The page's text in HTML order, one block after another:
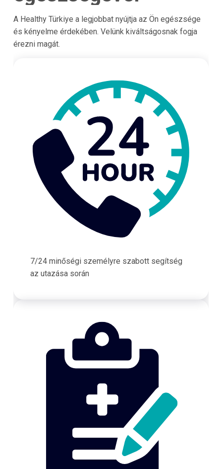
A Healthy Türkiye a legjobbat nyújtja az Ön egészsége
és kényelme érdekében. Velünk kiváltságosnak fogja
érezni magát.
7/24 minőségi személyre szabott segítség
az utazása során